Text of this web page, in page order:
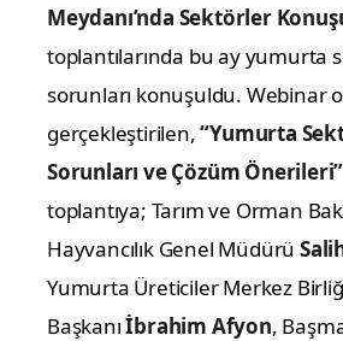
Meydanı’nda Sektörler
toplantılarında bu ay yumurta
sorunları konuşuldu. Webinar
gerçekleştirilen,“Yumurta
Sorunları ve Çözüm Önerileri”
toplantıya; Tarım ve Orman
Hayvancılık Genel Müdürü
Yumurta Üreticiler Merkez
Başkanıİbrahim Afyon,